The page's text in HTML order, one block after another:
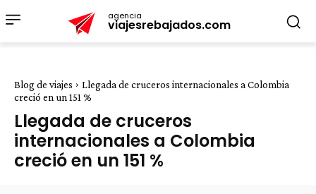
agencia
viajesrebajados.com
Blog de viajes
Llegada de cruceros internacionales a Colombia
creció en un 151 %
Llegada de cruceros
internacionales a Colombia
creció en un 151 %